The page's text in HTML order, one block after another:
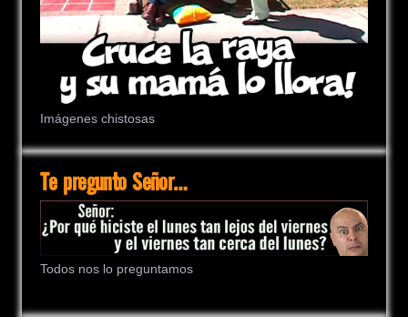
Imágenes chistosas
Te pregunto Señor…
Todos nos lo preguntamos